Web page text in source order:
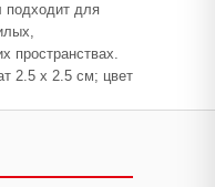
подходит для
пространствах.
2.5 x 2.5 см; цвет